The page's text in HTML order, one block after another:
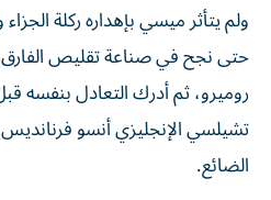
ولم يتأثر ميسي بإهداره ركلة
حتى نجح في صناعة تقليص الفارق
روميرو، ثم أدرك التعادل
تشيلسي الإنجليزي أنسو
الضائع.